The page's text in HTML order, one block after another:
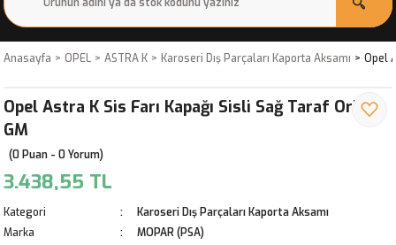
Anasayfa OPEL ASTRA K Karoseri Dış Parçaları Kaporta Aksamı Opel
Opel Astra K Sis Farı Kapağı Sisli Sağ Taraf Orjinal
GM
(0 Puan - 0 Yorum)
3.438,55 TL
Kategori
Karoseri Dış Parçaları Kaporta Aksamı
Marka
MOPAR (PSA)